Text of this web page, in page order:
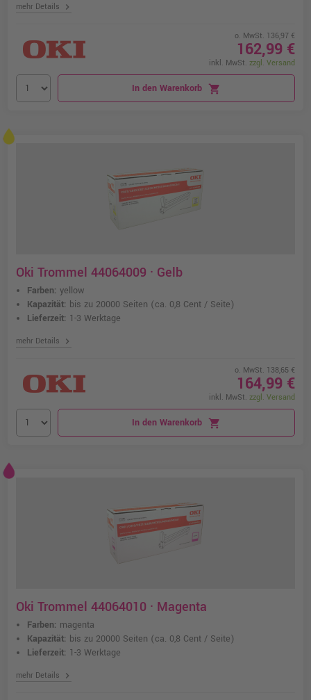
mehr Details chevron_right
o. MwSt. 136,97 €
162,99 €
inkl. MwSt. zzgl. Versand
In den Warenkorb shopping_cart
Oki Trommel 44064009 · Gelb
Farben: yellow
Kapazität: bis zu 20000 Seiten (ca. 0,8 Cent / Seite)
Lieferzeit: 1-3 Werktage
mehr Details chevron_right
o. MwSt. 138,65 €
164,99 €
inkl. MwSt. zzgl. Versand
In den Warenkorb shopping_cart
Oki Trommel 44064010 · Magenta
Farben: magenta
Kapazität: bis zu 20000 Seiten (ca. 0,8 Cent / Seite)
Lieferzeit: 1-3 Werktage
mehr Details chevron_right